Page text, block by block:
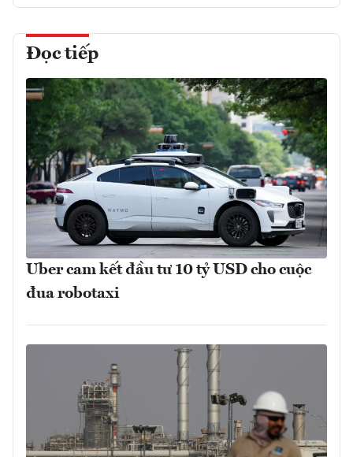
Đọc tiếp
Uber cam kết đầu tư 10 tỷ USD cho cuộc
đua robotaxi